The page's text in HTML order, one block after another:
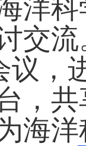
洋
交流
议，
，
海